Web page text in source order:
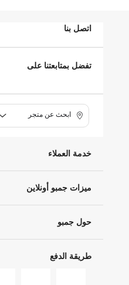
اتصل بنا
تفضل بمتابعتنا على
ابحث عن متجر
خدمة العملاء
ميزات جمبو أونلاين
حول جمبو
طريقة الدفع